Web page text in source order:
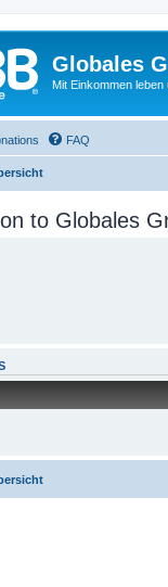
Globales
Mit Einkommen
FAQ
to Globales